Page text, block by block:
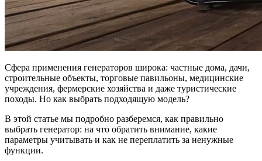
Сфера применения генераторов широка: частные дома, дачи,
строительные объекты, торговые павильоны, медицинские
учреждения, фермерские хозяйства и даже туристические
походы. Но как выбрать подходящую модель?
В этой статье мы подробно разберемся, как правильно
выбрать генератор: на что обратить внимание, какие
параметры учитывать и как не переплатить за ненужные
функции.